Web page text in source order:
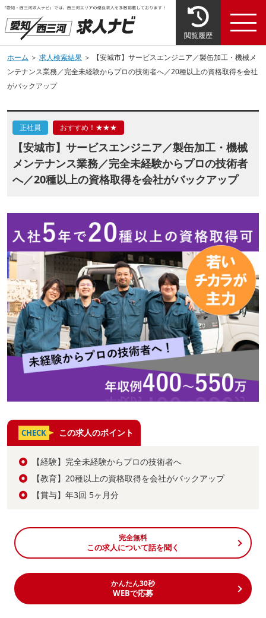
閲覧履歴
ホーム ＞ 求人検索結果 ＞ 【安城市】サービスエンジニア／製缶加工・機械メ
ンテナンス業務／完全未経験からプロの技術者へ／20種以上の資格取得を会社
がバックアップ
正社員 おすすめ！★★★
【安城市】サービスエンジニア／製缶加工・機械
メンテナンス業務／完全未経験からプロの技術者
へ／20種以上の資格取得を会社がバックアップ
CHECK この求人のポイント
【経験】完全未経験からプロの技術者へ
【教育】20種以上の資格取得を会社がバックアップ
【賞与】年3回 5ヶ月分
完全無料
この求人について話を聞く
かんたん30秒
WEBで応募